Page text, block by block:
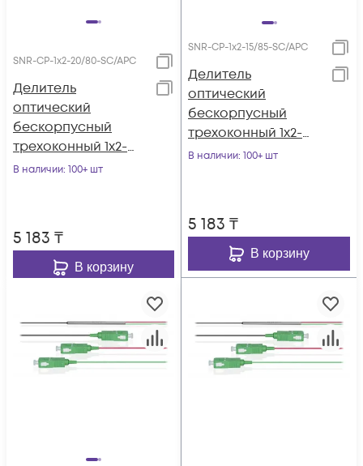
SNR-CP-1x2-20/80-SC/APC
Делитель
оптический
бескорпусный
трехоконный 1х2-
20/80 SC/APC
В наличии: 100+ шт
5 183 ₸
В корзину
SNR-CP-1x2-15/85-SC/APC
Делитель
оптический
бескорпусный
трехоконный 1х2-
15/85 SC/APC
В наличии: 100+ шт
5 183 ₸
В корзину